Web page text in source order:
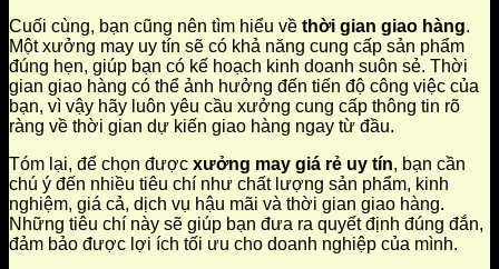
Cuối cùng, bạn cũng nên tìm hiểu về thời gian giao hàng.
Một xưởng may uy tín sẽ có khả năng cung cấp sản phẩm
đúng hẹn, giúp bạn có kế hoạch kinh doanh suôn sẻ. Thời
gian giao hàng có thể ảnh hưởng đến tiến độ công việc của
bạn, vì vậy hãy luôn yêu cầu xưởng cung cấp thông tin rõ
ràng về thời gian dự kiến giao hàng ngay từ đầu.
Tóm lại, để chọn được xưởng may giá rẻ uy tín, bạn cần
chú ý đến nhiều tiêu chí như chất lượng sản phẩm, kinh
nghiệm, giá cả, dịch vụ hậu mãi và thời gian giao hàng.
Những tiêu chí này sẽ giúp bạn đưa ra quyết định đúng đắn,
đảm bảo được lợi ích tối ưu cho doanh nghiệp của mình.